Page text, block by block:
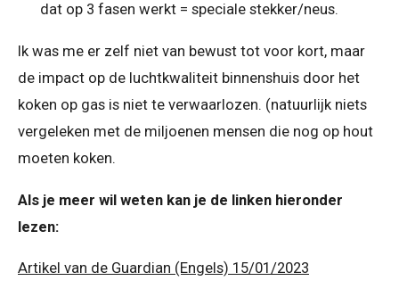
dat op 3 fasen werkt = speciale stekker/neus.
Ik was me er zelf niet van bewust tot voor kort, maar
de impact op de luchtkwaliteit binnenshuis door het
koken op gas is niet te verwaarlozen. (natuurlijk niets
vergeleken met de miljoenen mensen die nog op hout
moeten koken.
Als je meer wil weten kan je de linken hieronder
lezen:
Artikel van de Guardian (Engels) 15/01/2023